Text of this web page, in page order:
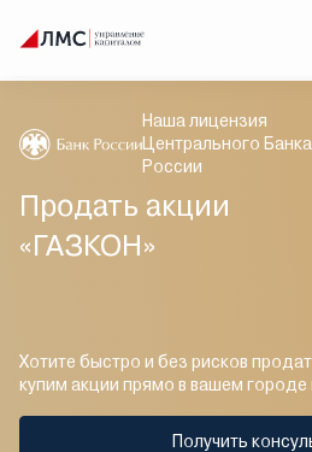
Наша лицензия
Центрального Банка
России
Продать акции
«ГАЗКОН»
Хотите быстро и без рисков
купим акции прямо в вашем городе
Получить